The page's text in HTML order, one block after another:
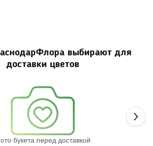
выбирают для
доставки цветов
букета перед доставкой